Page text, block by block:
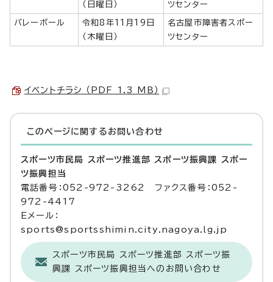
（日曜日）
ツセンター
バレーボール
令和8年11月19日
（木曜日）
名古屋市障害者スポー
ツセンター
イベントチラシ （PDF 1.3 MB）
このページに関する お問い合わせ
スポーツ市民局 スポーツ推進部 スポーツ振興課 スポー
ツ振興担当
電話番号：052-972-3262 ファクス番号：052-
972-4417
Eメール：
sports@sportsshimin.city.nagoya.lg.jp
スポーツ市民局 スポーツ推進部 スポーツ振
興課 スポーツ振興担当へのお問い合わせ